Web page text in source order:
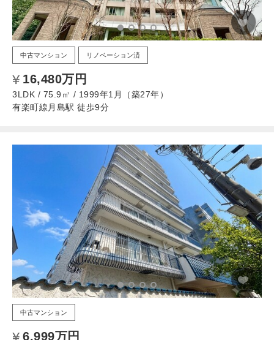
中古マンション リノベーション済
16,480万円
3LDK / 75.9㎡ / 1999年1月（築27年）
有楽町線月島駅 徒歩9分
中古マンション
6,999万円